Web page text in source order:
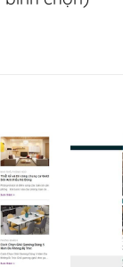
sàng hỗ trợ
đàn cộng
lên mạng và tìm